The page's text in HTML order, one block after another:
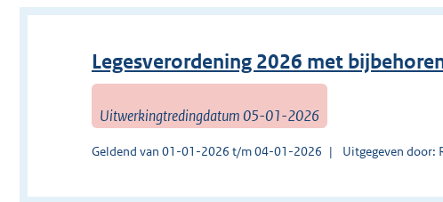
Legesverordening 2026 met
Uitwerkingtredingdatum 05-01-2026
Geldend van 01-01-2026 t/m 04-01-2026 Uitgegeven door: